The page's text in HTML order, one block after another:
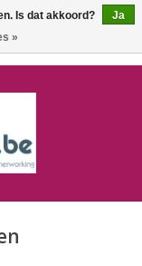
Is dat akkoord?
Ja
»